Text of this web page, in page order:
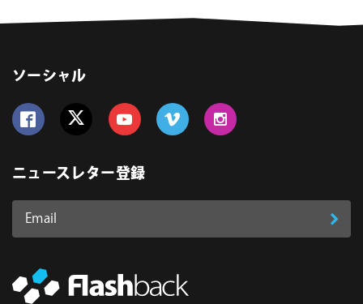
ソーシャル
ニュースレター登録
Email
ス
登